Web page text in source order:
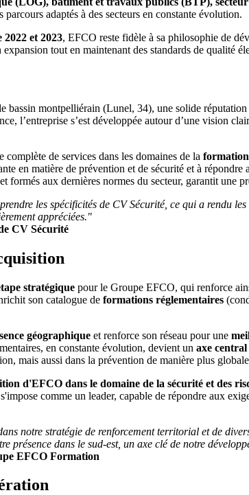
adaptés à des secteurs en constante évolution.
2022 et 2023, EFCO reste fidèle à sa philosophie de
tout en maintenant des standards de qualité
bassin montpelliérain (Lunel, 34), une solide réputation
l’entreprise s’est développée autour d’une vision
de services dans les domaines de la formation
en matière de prévention et de sécurité et à
formés aux dernières normes du secteur, garantit une
les spécificités de CV Sécurité, ce qui a rendu
appréciées."
CV Sécurité
stratégique pour le Groupe EFCO, qui renforce
son catalogue de formations réglementaires
géographique et renforce son réseau pour une
en constante évolution, devient un axe
mais aussi dans la prévention de manière plus
d'EFCO dans le domaine de la sécurité et des
comme un leader, capable de répondre aux
notre stratégie de renforcement territorial et de
présence dans le sud-est, un axe clé de notre
EFCO Formation